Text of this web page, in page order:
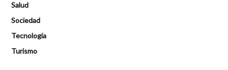
Salud
Sociedad
Tecnología
Turismo